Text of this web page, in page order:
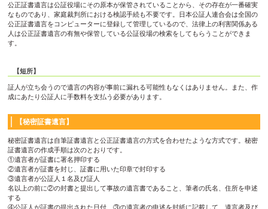
公正証書遺言は公証役場にその原本が保管されていることから、その存在が一番確実
なものであり、家庭裁判所における検認手続も不要です。日本公証人連合会は全国の
公正証書遺言をコンピューターに登録して管理しているので、法律上の利害関係ある
人は公正証書遺言の有無や保管している公証役場の検索をしてもらうことができま
す。
【短所】
証人が立ち会うので遺言の内容が事前に漏れる可能性もなくはありません。また、作
成にあたり公証人に手数料を支払う必要があります。
【秘密証書遺言】
秘密証書遺言は自筆証書遺言と公正証書遺言の方式を合わせたような方式です。秘密
証書遺言の作成手順は次のとおりです。
①遺言者が証書に署名押印する
②遺言者が証書を封じ、証書に用いた印章で封印する
③遺言者が公証人１名及び証人
名以上の前に②の封書と提出して事故の遺言書であること、筆者の氏名、住所を申述
する
④公証人が証書の提出された日付、③の遺言者の申述を封紙に記載して、遺言者及び